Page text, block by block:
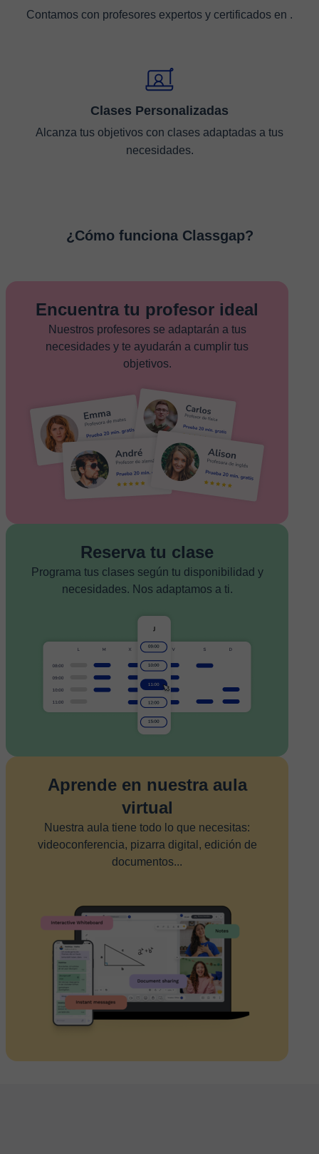
Contamos con profesores expertos y certificados en .
Clases Personalizadas
Alcanza tus objetivos con clases adaptadas a tus
necesidades.
¿Cómo funciona Classgap?
Encuentra tu profesor ideal
Nuestros profesores se adaptarán a tus
necesidades y te ayudarán a cumplir tus
objetivos.
Reserva tu clase
Programa tus clases según tu disponibilidad y
necesidades. Nos adaptamos a ti.
Aprende en nuestra aula
virtual
Nuestra aula tiene todo lo que necesitas:
videoconferencia, pizarra digital, edición de
documentos...